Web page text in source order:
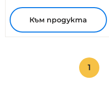
Към продукта
В
1